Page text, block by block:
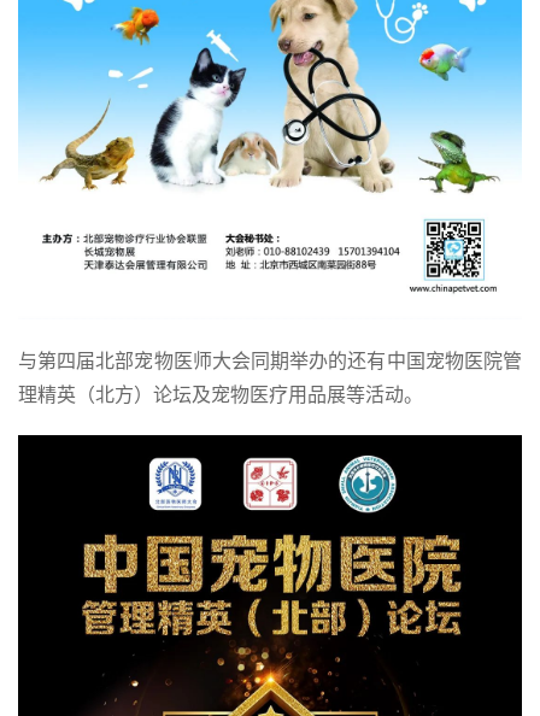
与第四届北部宠物医师大会同期举办的还有中国宠物医院管
理精英（北方）论坛及宠物医疗用品展等活动。